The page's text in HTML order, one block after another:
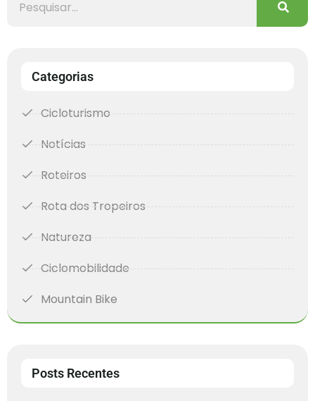
Categorias
Cicloturismo
Notícias
Roteiros
Rota dos Tropeiros
Natureza
Ciclomobilidade
Mountain Bike
Posts Recentes